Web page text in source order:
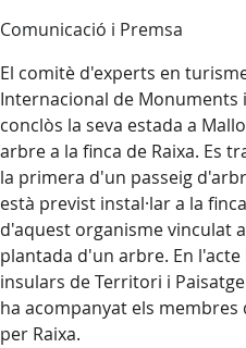
Comunicació i Premsa
El comitè d'experts en
Internacional de Monuments
conclòs la seva estada a
arbre a la finca de Raixa. Es
la primera d'un passeig
està previst instal·lar a la
d'aquest organisme vinculat
plantada d'un arbre. En
insulars de Territori i
ha acompanyat els membres
per Raixa.